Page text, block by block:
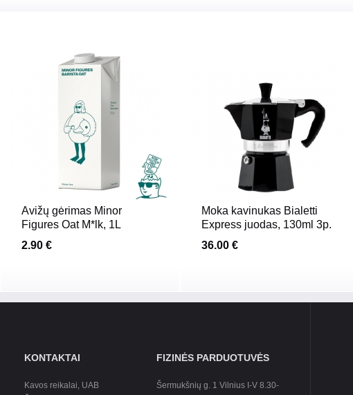
Avižų gėrimas Minor
Figures Oat M*lk, 1L
2.90 €
Moka kavinukas Bialetti
Express juodas, 130ml 3p.
36.00 €
KONTAKTAI
Kavos reikalai, UAB
FIZINĖS PARDUOTUVĖS
Šermukšnių g. 1 Vilnius I-V 8.30-